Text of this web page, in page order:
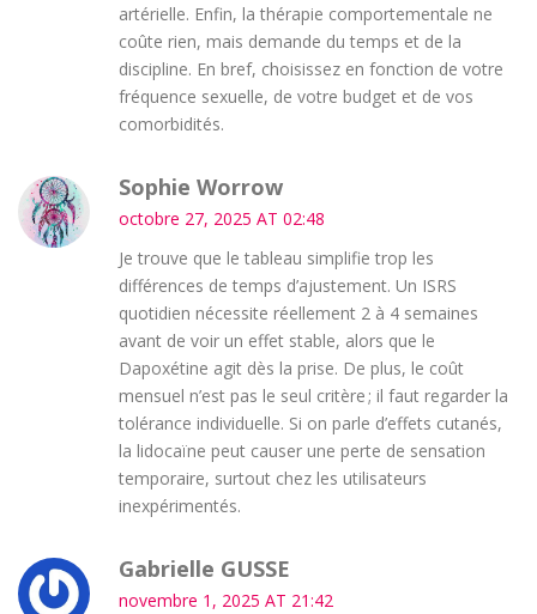
artérielle. Enfin, la thérapie comportementale ne
coûte rien, mais demande du temps et de la
discipline. En bref, choisissez en fonction de votre
fréquence sexuelle, de votre budget et de vos
comorbidités.
Sophie Worrow
octobre 27, 2025 AT 02:48
Je trouve que le tableau simplifie trop les
différences de temps d’ajustement. Un ISRS
quotidien nécessite réellement 2 à 4 semaines
avant de voir un effet stable, alors que le
Dapoxétine agit dès la prise. De plus, le coût
mensuel n’est pas le seul critère ; il faut regarder la
tolérance individuelle. Si on parle d’effets cutanés,
la lidocaïne peut causer une perte de sensation
temporaire, surtout chez les utilisateurs
inexpérimentés.
Gabrielle GUSSE
novembre 1, 2025 AT 21:42